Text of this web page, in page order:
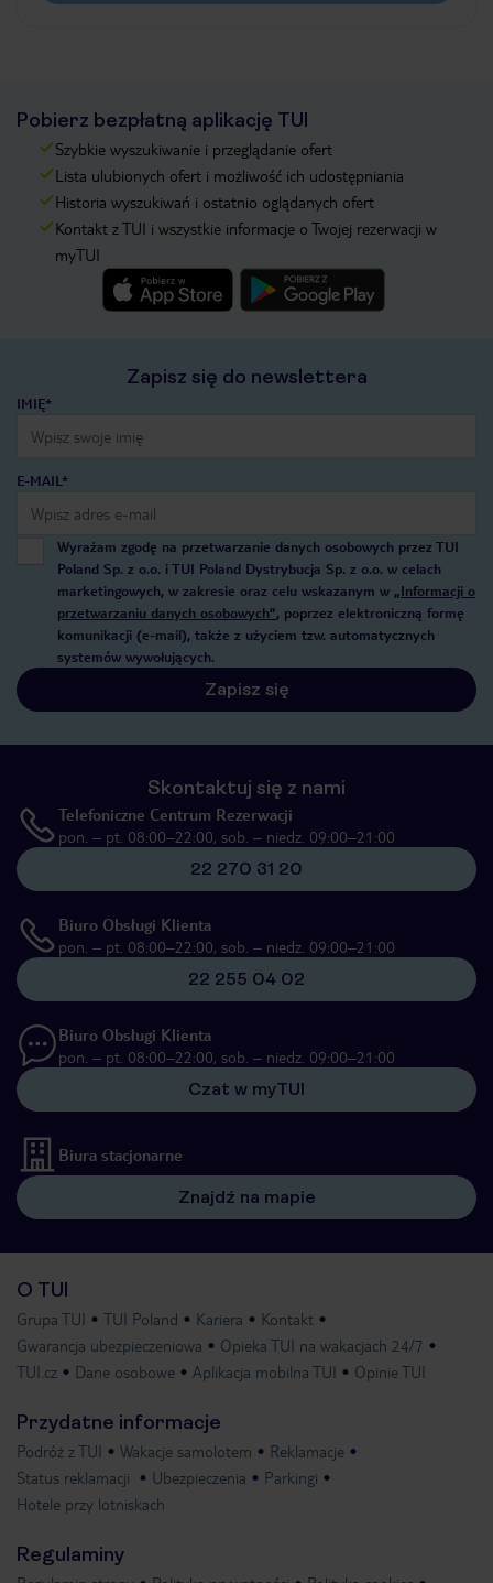
Pobierz bezpłatną aplikację TUI
Szybkie wyszukiwanie i przeglądanie ofert
Lista ulubionych ofert i możliwość ich udostępniania
Historia wyszukiwań i ostatnio oglądanych ofert
Kontakt z TUI i wszystkie informacje o Twojej rezerwacji w
myTUI
Zapisz się do newslettera
IMIĘ*
E-MAIL*
Wyrażam zgodę na przetwarzanie danych osobowych przez TUI
Poland Sp. z o.o. i TUI Poland Dystrybucja Sp. z o.o. w celach
marketingowych, w zakresie oraz celu wskazanym w „Informacji o
przetwarzaniu danych osobowych”, poprzez elektroniczną formę
komunikacji (e-mail), także z użyciem tzw. automatycznych
systemów wywołujących.
Zapisz się
Skontaktuj się z nami
Telefoniczne Centrum Rezerwacji
pon. – pt. 08:00–22:00, sob. – niedz. 09:00–21:00
22 270 31 20
Biuro Obsługi Klienta
pon. – pt. 08:00–22:00, sob. – niedz. 09:00–21:00
22 255 04 02
Biuro Obsługi Klienta
pon. – pt. 08:00–22:00, sob. – niedz. 09:00–21:00
Czat w myTUI
Biura stacjonarne
Znajdź na mapie
O TUI
Grupa TUI TUI Poland Kariera
Kontakt
Gwarancja ubezpieczeniowa
Opieka TUI na wakacjach 24/7
TUI.cz
Dane osobowe Aplikacja mobilna TUI Opinie TUI
Przydatne informacje
Podróż z TUI Wakacje samolotem
Reklamacje
Status reklamacji
Ubezpieczenia
Parkingi
Hotele przy lotniskach
Regulaminy